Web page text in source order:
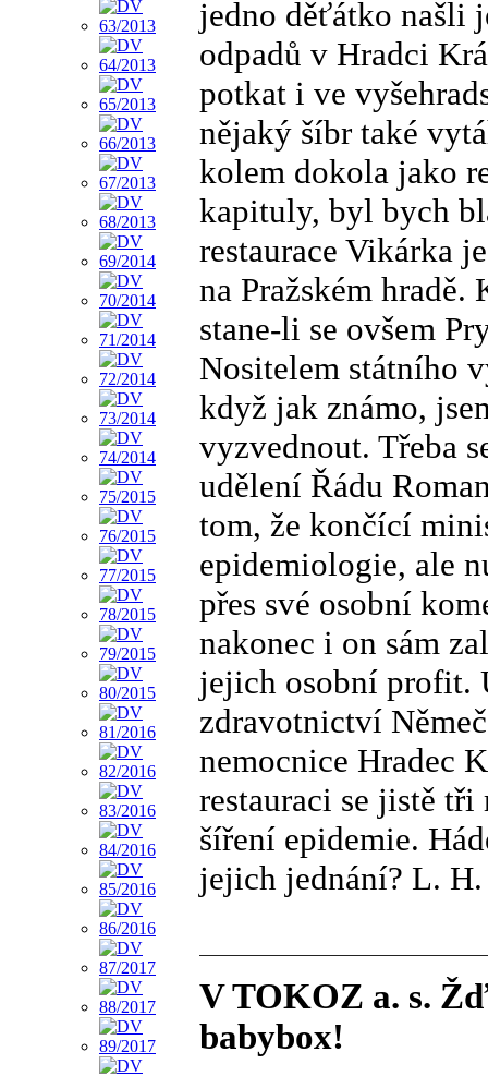
jedno děťátko našli
odpadů v Hradci
potkat i ve
nějaký šíbr také
kolem dokola jako
kapituly, byl bych
restaurace Vikárka
na Pražském hradě.
stane-li se ovšem
Nositelem státního
když jak známo,
vyzvednout. Třeba
udělení Řádu
tom, že končící
epidemiologie, ale
přes své osobní
nakonec i on sám
jejich osobní profit.
zdravotnictví
nemocnice Hradec
restauraci se jistě
šíření epidemie.
jejich jednání? L. H.
V TOKOZ a. s.
babybox!